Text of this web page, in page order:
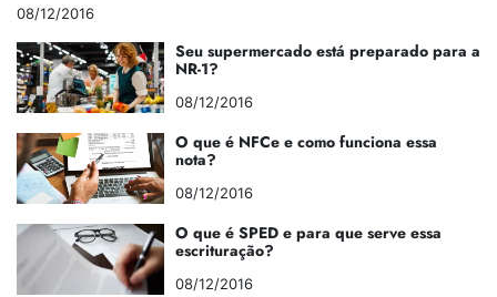
08/12/2016
Seu supermercado está preparado para a
NR-1?
08/12/2016
O que é NFCe e como funciona essa
nota?
08/12/2016
O que é SPED e para que serve essa
escrituração?
08/12/2016